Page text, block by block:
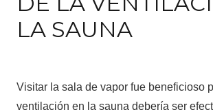
LA SAUNA
Visitar la sala de vapor fue beneficioso
ventilación en la sauna debería ser